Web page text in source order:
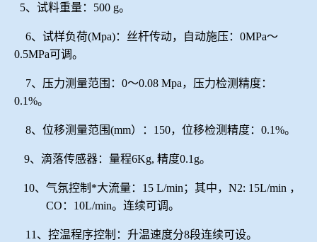
5、试料重量：500 g。
6、试样负荷(Mpa)：丝杆传动，自动施压：0MPa～
0.5MPa可调。
7、压力测量范围：0～0.08 Mpa，压力检测精度：
0.1%。
8、位移测量范围(mm）：150，位移检测精度：0.1%。
9、滴落传感器：量程6Kg, 精度0.1g。
10、气氛控制*大流量： 15 L/min ；其中，N2: 15L/min ，
CO：10L/min。连续可调。
11、控温程序控制：升温速度分8段连续可设。